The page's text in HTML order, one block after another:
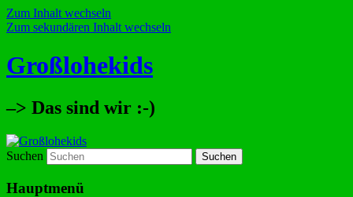
Zum Inhalt wechseln
Zum sekundären Inhalt wechseln
Großlohekids
–> Das sind wir :-)
Suchen
Hauptmenü